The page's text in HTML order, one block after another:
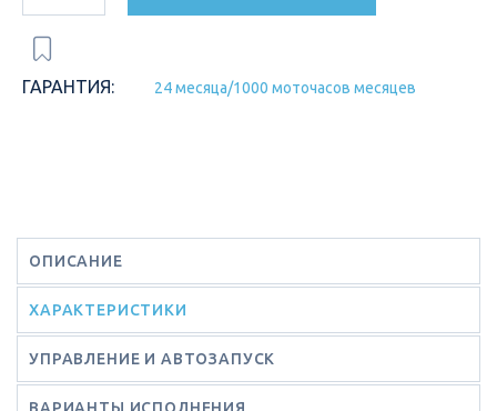
ГАРАНТИЯ: 24 месяца/1000 моточасов месяцев
ОПИСАНИЕ
ХАРАКТЕРИСТИКИ
УПРАВЛЕНИЕ И АВТОЗАПУСК